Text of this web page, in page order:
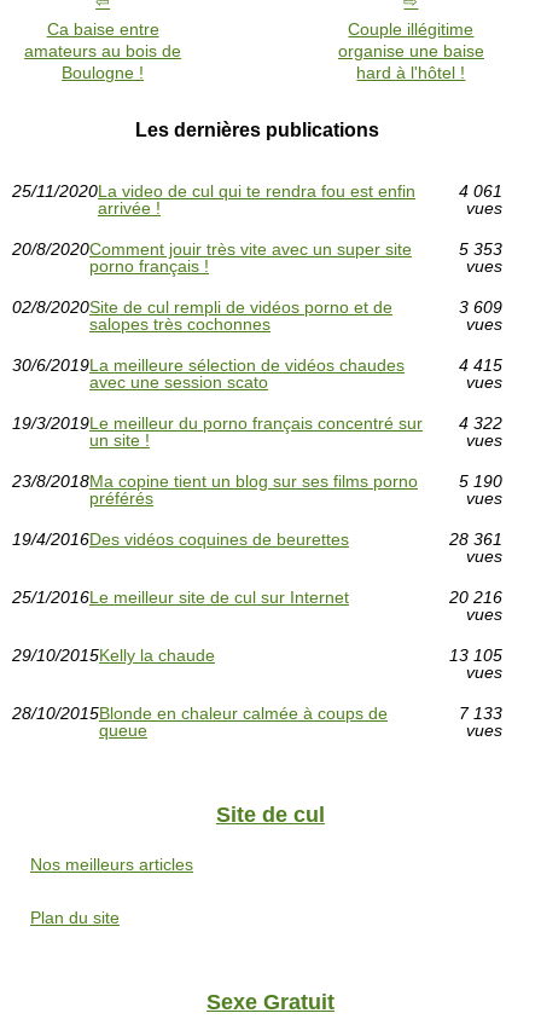
Ca baise entre
amateurs au bois de
Boulogne !
Couple illégitime
organise une baise
hard à l'hôtel !
Les dernières publications
25/11/2020La video de cul qui te rendra fou est enfin
arrivée !
4 061
vues
20/8/2020Comment jouir très vite avec un super site
porno français !
5 353
vues
02/8/2020Site de cul rempli de vidéos porno et de
salopes très cochonnes
3 609
vues
30/6/2019La meilleure sélection de vidéos chaudes
avec une session scato
4 415
vues
19/3/2019Le meilleur du porno français concentré sur
un site !
4 322
vues
23/8/2018Ma copine tient un blog sur ses films porno
préférés
5 190
vues
19/4/2016Des vidéos coquines de beurettes
28 361
vues
25/1/2016Le meilleur site de cul sur Internet
20 216
vues
29/10/2015Kelly la chaude
13 105
vues
28/10/2015Blonde en chaleur calmée à coups de
queue
7 133
vues
Site de cul
Nos meilleurs articles
Plan du site
Sexe Gratuit